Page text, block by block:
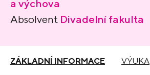
a výchova
Absolvent Divadelní fakulta
ZÁKLADNÍ INFORMACE VÝUKA